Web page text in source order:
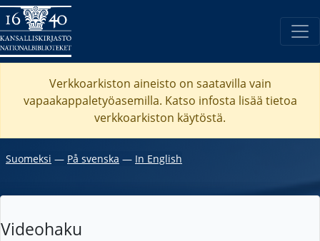
Verkkoarkiston aineisto on saatavilla vain
vapaakappaletyöasemilla. Katso infosta lisää tietoa
verkkoarkiston käytöstä.
Suomeksi ― På svenska ― In English
Videohaku